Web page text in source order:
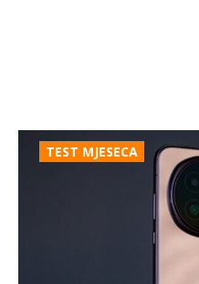
TEST MJESECA